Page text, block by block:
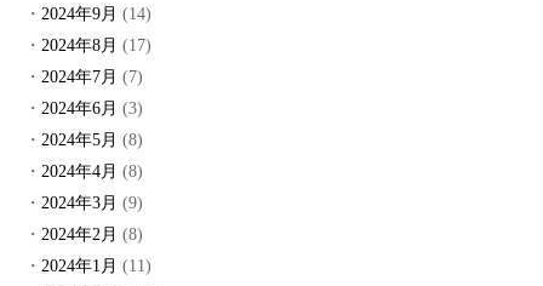
2024年9月 (14)
2024年8月 (17)
2024年7月 (7)
2024年6月 (3)
2024年5月 (8)
2024年4月 (8)
2024年3月 (9)
2024年2月 (8)
2024年1月 (11)